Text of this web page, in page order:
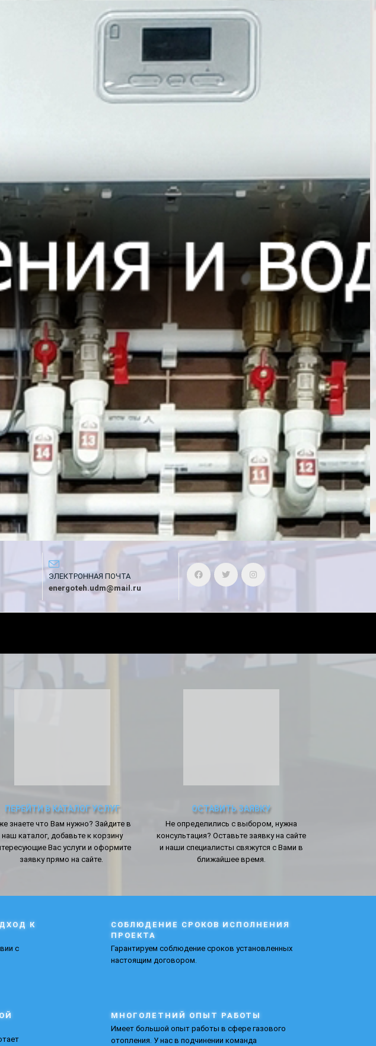
ЭЛЕКТРОННАЯ ПОЧТА
energoteh.udm@mail.ru
ПЕРЕЙТИ В КАТАЛОГ УСЛУГ
знаете что Вам нужно? Зайдите в
наш каталог, добавьте к корзину
Вас услуги и оформите
заявку прямо на сайте.
ОСТАВИТЬ ЗАЯВКУ
Не определились с выбором, нужна
консультация? Оставьте заявку на сайте
и наши специалисты свяжутся с Вами в
ближайшее время.
К
с
СОБЛЮДЕНИЕ СРОКОВ ИСПОЛНЕНИЯ
ПРОЕКТА
Гарантируем соблюдение сроков установленных
настоящим договором.
МНОГОЛЕТНИЙ ОПЫТ РАБОТЫ
Имеет большой опыт работы в сфере газового
отопления. У нас в подчинении команда